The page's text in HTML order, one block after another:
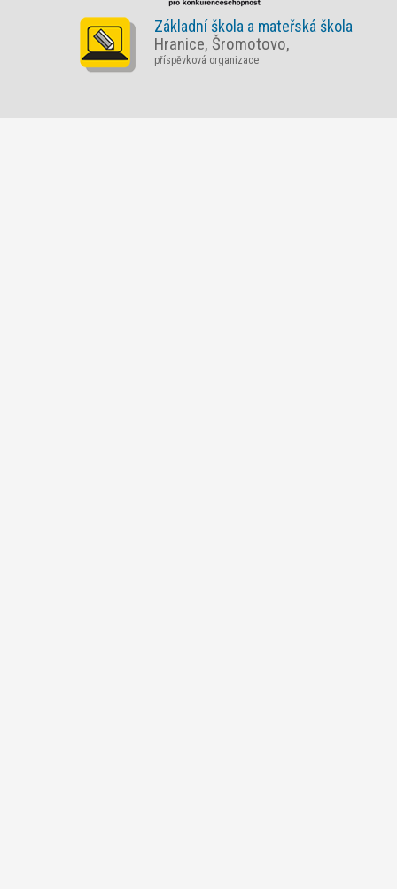
Základní škola a mateřská škola
Hranice, Šromotovo,
příspěvková organizace